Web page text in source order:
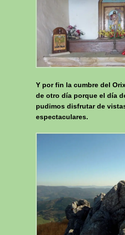
Y por fin la cumbre del
de otro día porque el día
pudimos disfrutar de
espectaculares.